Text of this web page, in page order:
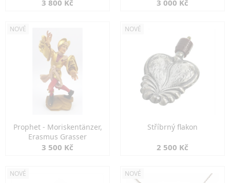
3 800 Kč 3 000 Kč
NOVÉ
Prophet - Moriskentänzer,
Erasmus Grasser
3 500 Kč
NOVÉ
Stříbrný flakon
2 500 Kč
NOVÉ NOVÉ